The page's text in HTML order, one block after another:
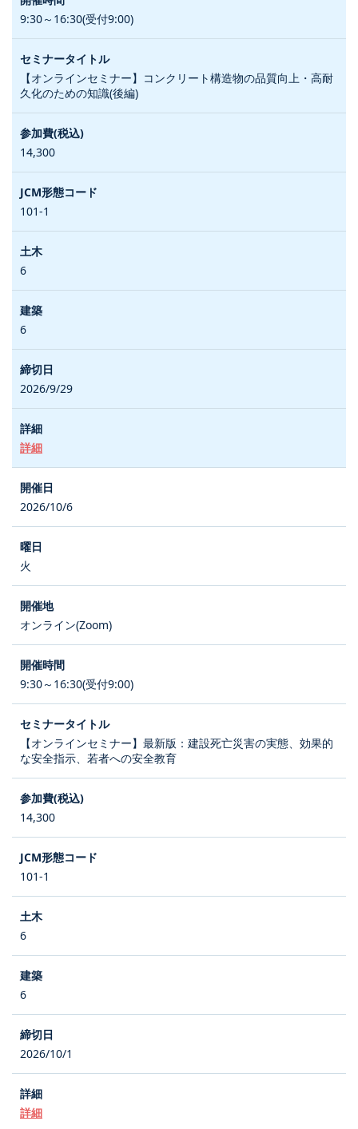
9:30～16:30(受付9:00)
【オンラインセミナー】コンクリート構造物の品質向上・高耐
久化のための知識(後編)
14,300
101-1
6
6
2026/9/29
詳細
2026/10/6
火
オンライン(Zoom)
9:30～16:30(受付9:00)
【オンラインセミナー】最新版：建設死亡災害の実態、効果的
な安全指示、若者への安全教育
14,300
101-1
6
6
2026/10/1
詳細